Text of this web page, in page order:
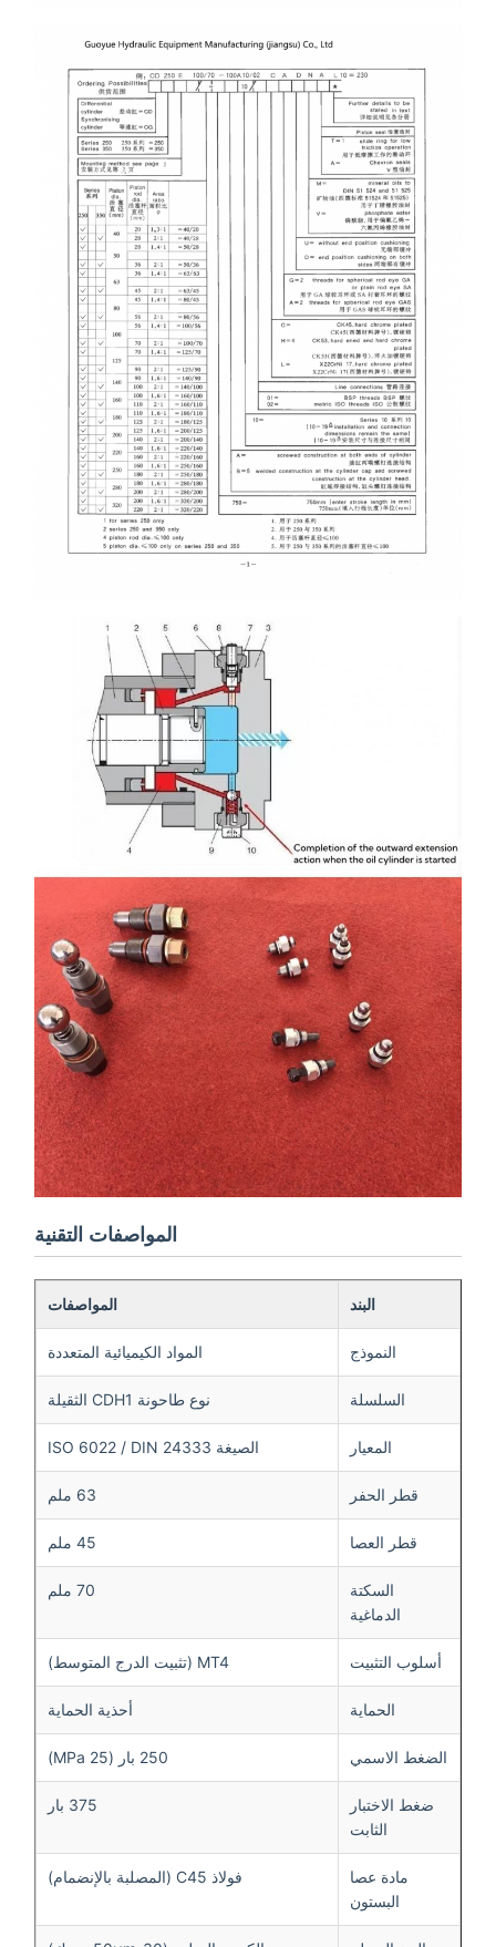
المواصفات التقنية
المواصفات
النموذج المواد الكيميائية المتعددة
السلسلة نوع طاحونة CDH1 الثقيلة
المعيار الصيغة ISO 6022 / DIN 24333
قطر الحفر
قطر العصا
السكتة
الدماغية
أسلوب التثبيت
الحماية أحذية الحماية
الضغط الاسمي
ضغط الاختبار
الثابت
مادة عصا
البستون